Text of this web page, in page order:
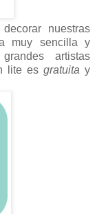
nuestras
muy sencilla y
artistas
lite es gratuitay